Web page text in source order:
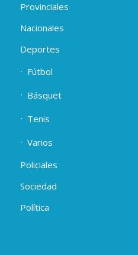
Provinciales
Nacionales
Deportes
Fútbol
Básquet
Tenis
Varios
Policiales
Sociedad
Política